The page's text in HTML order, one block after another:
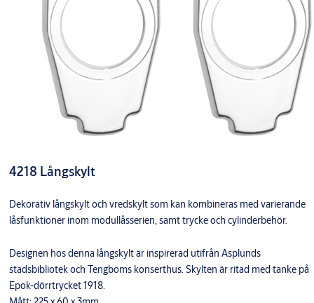
4218 Långskylt
Dekorativ långskylt och vredskylt som kan kombineras med varierande
låsfunktioner inom modullåsserien, samt trycke och cylinderbehör.
Designen hos denna långskylt är inspirerad utifrån Asplunds
stadsbibliotek och Tengboms konserthus. Skylten är ritad med tanke på
Epok-dörrtrycket 1918.